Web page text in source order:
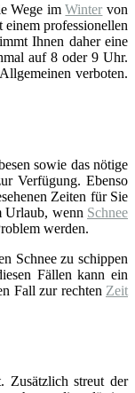
Wege imWinter von
professionellen
Ihnen daher eine
auf 8 oder 9 Uhr.
verboten.
sowie das nötige
Verfügung. Ebenso
Zeiten für Sie
Urlaub, wenn Schnee
werden.
Schnee zu schippen
Fällen kann ein
Fall zur rechten Zeit
Zusätzlich streut der